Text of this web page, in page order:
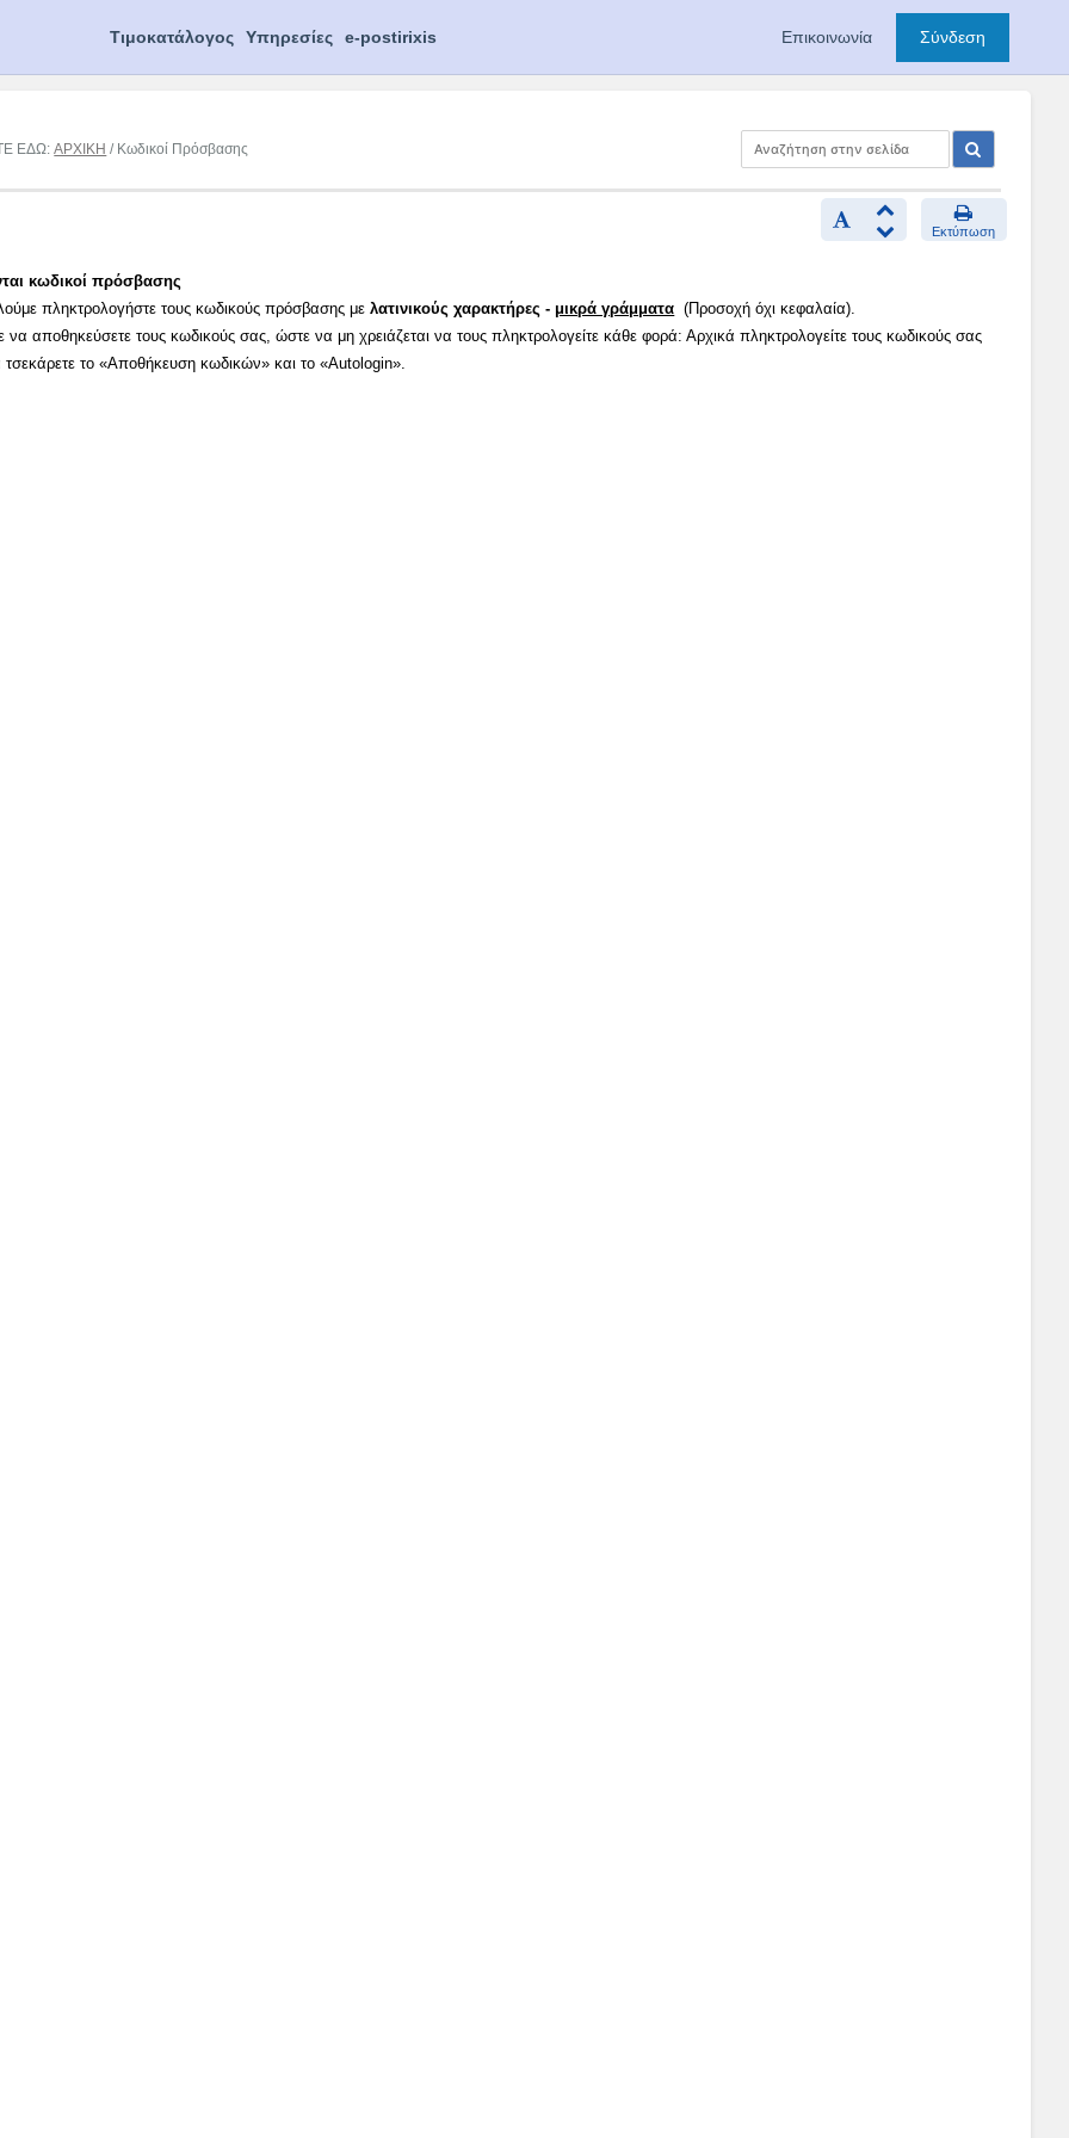
Τιμοκατάλογος Υπηρεσίες e-postirixis Επικοινωνία Σύνδεση
ΕΔΩ:ΑΡΧΙΚΗ / Κωδικοί Πρόσβασης
Εκτύπωση
κωδικοί πρόσβασης
πληκτρολογήστε τους κωδικούς πρόσβασης μελατινικούς χαρακτήρες - μικρά γράμματα (Προσοχή όχι κεφαλαία).
να αποθηκεύσετε τους κωδικούς σας, ώστε να μη χρειάζεται να τους πληκτρολογείτε κάθε φορά: Αρχικά πληκτρολογείτε τους κωδικούς σας
τσεκάρετε το «Αποθήκευση κωδικών» και το «Autologin».